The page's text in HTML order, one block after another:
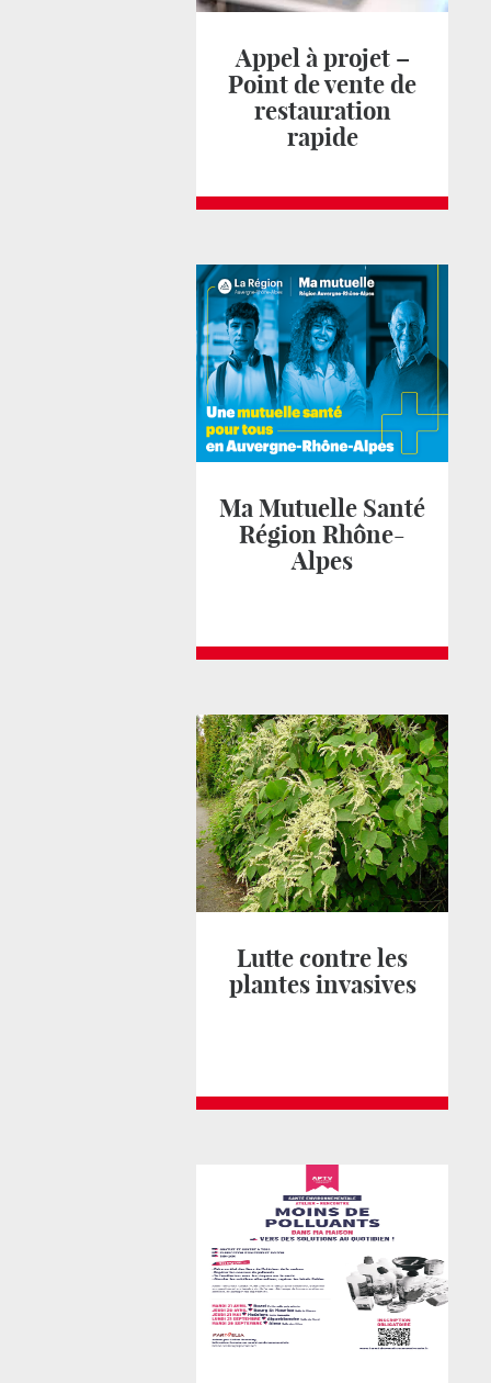
Appel à projet –
Point de vente de
restauration
rapide
Ma Mutuelle Santé
Région Rhône-
Alpes
Lutte contre les
plantes invasives